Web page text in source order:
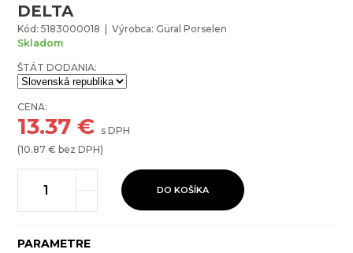
DELTA
Kód: 5183000018 | Výrobca: Güral Porselen
Skladom
ŠTÁT DODANIA:
CENA:
13.37 € s DPH
(10.87 € bez DPH)
DO KOŠÍKA
PARAMETRE